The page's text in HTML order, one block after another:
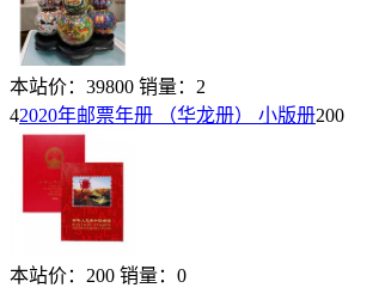
本站价： 39800 销量： 2
42020年邮票年册 （华龙册） 小版册200
本站价： 200 销量： 0